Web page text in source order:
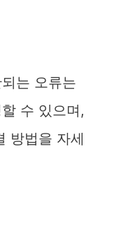
는 오류는
수 있으며,
방법을 자세